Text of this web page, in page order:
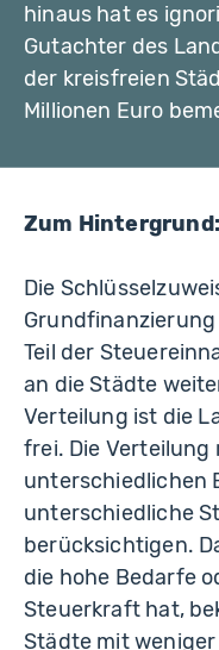
hinaus hat es
Gutachter des
der kreisfreien
Millionen Euro
Zum Hintergrund:
Die
Teil der
an die Städte
Verteilung ist die
frei. Die Verteilung
unterschiedlichen
unterschiedliche
berücksichtigen.
die hohe Bedarfe
Steuerkraft hat,
Städte mit